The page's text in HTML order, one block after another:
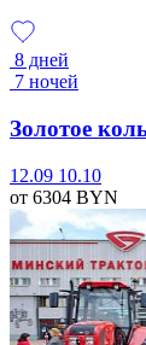
8 дней
7 ночей
Золотое
12.09 10.10
от 6304 BYN